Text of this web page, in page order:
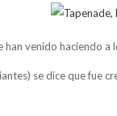
han venido haciendo
se dice que fue